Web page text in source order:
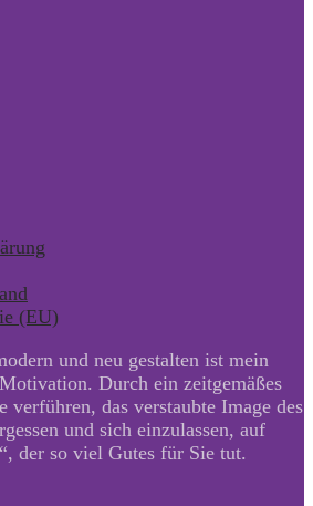
(EU)
und neu gestalten ist mein
Durch ein zeitgemäßes
verführen, das verstaubte Image des
und sich einzulassen, auf
der so viel Gutes für Sie tut.